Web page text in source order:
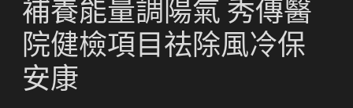
補養能量調陽氣 秀傳醫
院健檢項目祛除風冷保
安康